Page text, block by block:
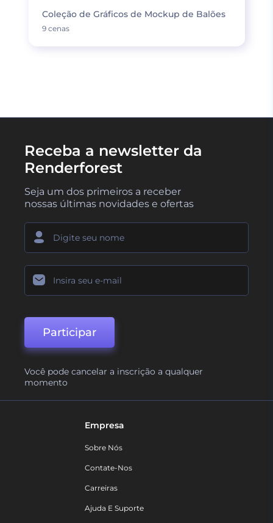
Coleção de Gráficos de Mockup de Balões
9 cenas
Receba a newsletter da
Renderforest
Seja um dos primeiros a receber
nossas últimas novidades e ofertas
Participar
Você pode cancelar a inscrição a qualquer
momento
Empresa
Sobre Nós
Contate-Nos
Carreiras
Ajuda E Suporte